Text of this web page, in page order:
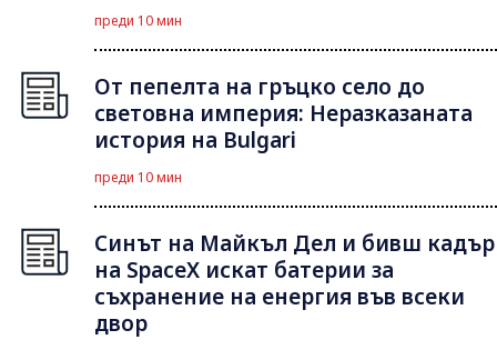
преди 10 мин
От пепелта на гръцко село до
световна империя: Неразказаната
история на Bulgari
преди 10 мин
Синът на Майкъл Дeл и бивш кадър
на SpaceX искат батерии за
съхранение на енергия във всеки
двор